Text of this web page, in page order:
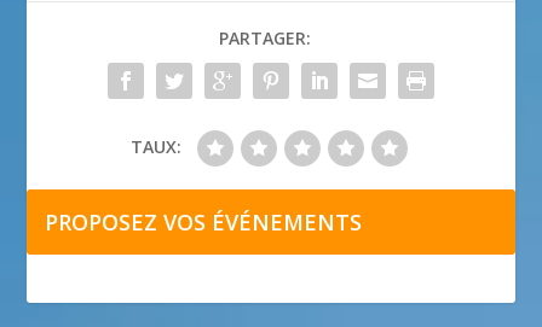
PARTAGER:
TAUX:
PROPOSEZ VOS ÉVÉNEMENTS